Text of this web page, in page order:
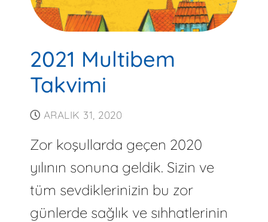
2021 Multibem
Takvimi
ARALIK 31, 2020
Zor koşullarda geçen 2020
yılının sonuna geldik. Sizin ve
tüm sevdiklerinizin bu zor
günlerde sağlık ve sıhhatlerinin